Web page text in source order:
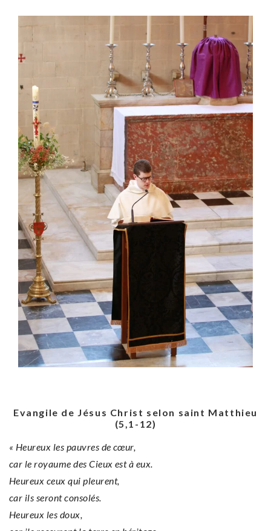
Evangile de Jésus Christ selon saint Matthieu
(5,1-12)
« Heureux les pauvres de cœur,
car le royaume des Cieux est à eux.
Heureux ceux qui pleurent,
car ils seront consolés.
Heureux les doux,